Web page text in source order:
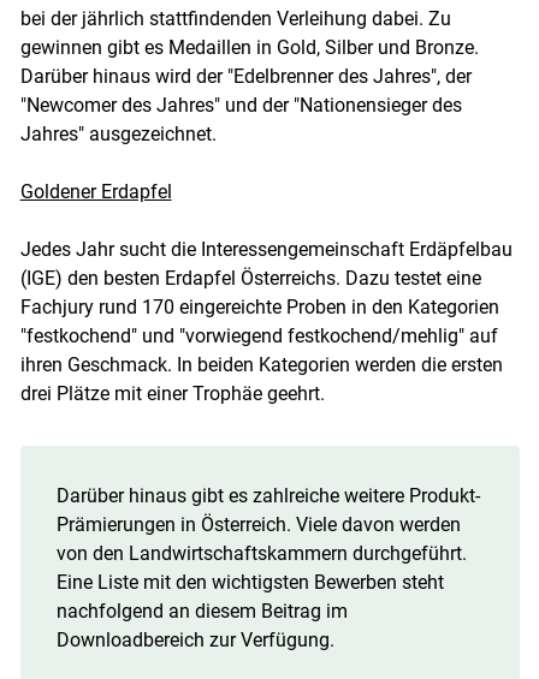
bei der jährlich stattfindenden Verleihung dabei. Zu
gewinnen gibt es Medaillen in Gold, Silber und Bronze.
Darüber hinaus wird der "Edelbrenner des Jahres", der
"Newcomer des Jahres" und der "Nationensieger des
Jahres" ausgezeichnet.
Goldener Erdapfel
Jedes Jahr sucht die Interessengemeinschaft Erdäpfelbau
(IGE) den besten Erdapfel Österreichs. Dazu testet eine
Fachjury rund 170 eingereichte Proben in den Kategorien
"festkochend" und "vorwiegend festkochend/mehlig" auf
ihren Geschmack. In beiden Kategorien werden die ersten
drei Plätze mit einer Trophäe geehrt.
Darüber hinaus gibt es zahlreiche weitere Produkt-
Prämierungen in Österreich. Viele davon werden
von den Landwirtschaftskammern durchgeführt.
Eine Liste mit den wichtigsten Bewerben steht
nachfolgend an diesem Beitrag im
Downloadbereich zur Verfügung.